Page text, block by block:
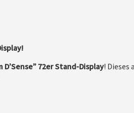
72er Stand-Display! Dieses